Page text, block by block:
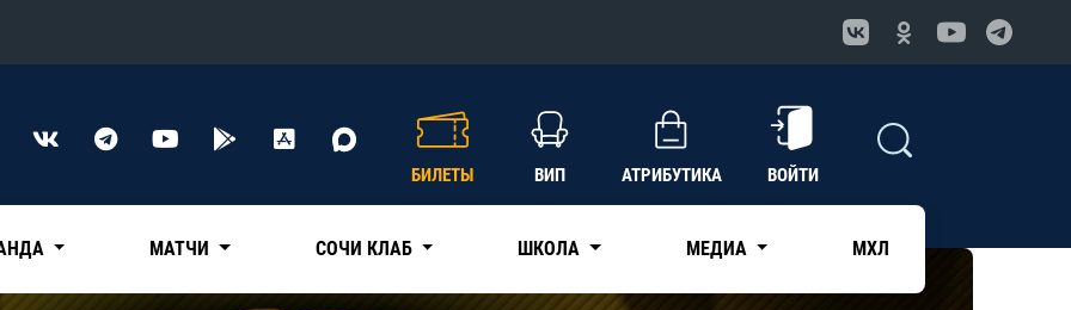
Конференция «Восток»
БИЛЕТЫ ВИП АТРИБУТИКА ВОЙТИ
МАТЧИ СОЧИ КЛАБ ШКОЛА МЕДИА МХЛ